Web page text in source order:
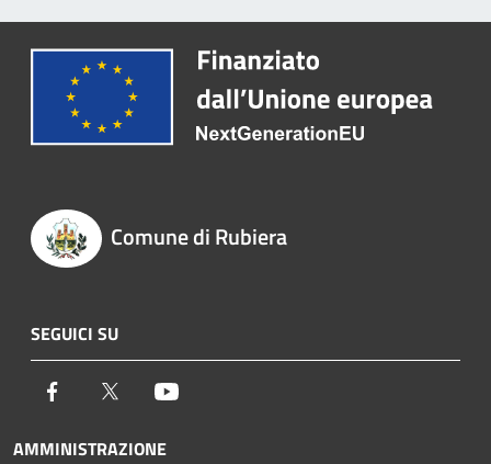
Comune di Rubiera
SEGUICI SU
Facebook Twitter
AMMINISTRAZIONE